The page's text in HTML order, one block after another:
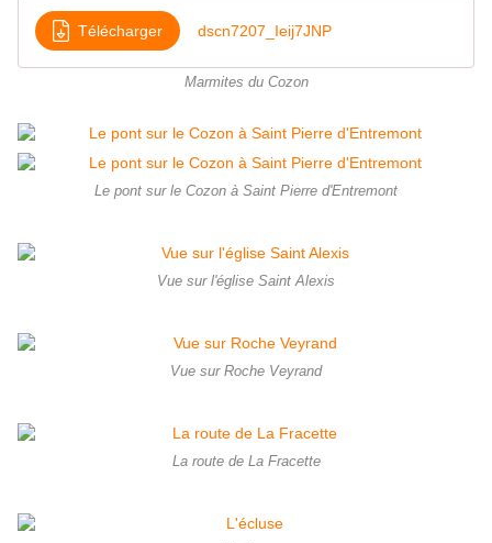
Télécharger dscn7207_Ieij7JNP
Marmites du Cozon
Le pont sur le Cozon à Saint Pierre d'Entremont
Vue sur l'église Saint Alexis
Vue sur Roche Veyrand
La route de La Fracette